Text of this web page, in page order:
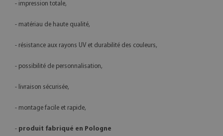
- impression totale,
- matériau de haute qualité,
- résistance aux rayons UV et durabilité des couleurs,
- possibilité de personnalisation,
- livraison sécurisée,
- montage facile et rapide,
- produit fabriqué en Pologne